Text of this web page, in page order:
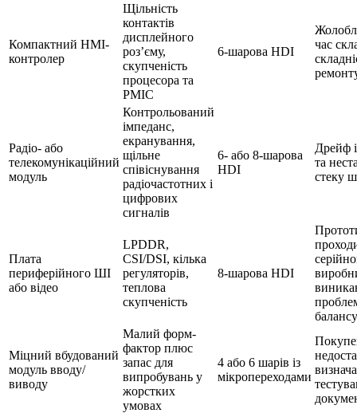
Компактний HMI-
контролер
Щільність
контактів
дисплейного
роз’єму,
скупченість
процесора та
PMIC
6-шарова HDI
час
Радіо- або
телекомунікаційний
модуль
Контрольований
імпеданс,
екранування,
щільне
співіснування
радіочастотних і
цифрових
сигналів
6- або 8-шарова
HDI
Дрейф
та
стеку
Плата
периферійного ШІ
або відео
LPDDR,
CSI/DSI, кілька
регуляторів,
теплова
скупченість
8-шарова HDI
Міцний вбудований
модуль вводу/
виводу
Малий форм-
фактор плюс
запас для
випробувань у
жорстких
умовах
4 або 6 шарів із
мікропереходами